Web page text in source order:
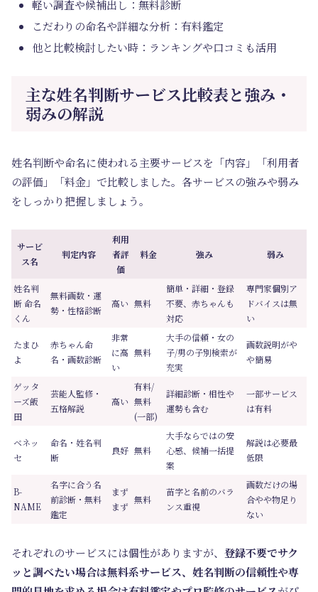
軽い調査や候補出し：無料診断
こだわりの命名や詳細な分析：有料鑑定
他と比較検討したい時：ランキングや口コミも活用
主な姓名判断サービス比較表と強み・
弱みの解説
姓名判断や命名に使われる主要サービスを「内容」「利用者
の評価」「料金」で比較しました。各サービスの強みや弱み
をしっかり把握しましょう。
サービ
ス名
判定内容
利用
者評
価
料金 強み 弱み
姓名判
断 命名
くん
無料画数・運
勢・性格診断
高い 無料
簡単・詳細・登録
不要、赤ちゃんも
対応
専門家個別ア
ドバイスは無
い
たまひ
よ
赤ちゃん命
名・画数診断
非常
に高
い
無料
大手の信頼・女の
子/男の子別検索が
充実
画数説明がや
や簡易
ゲッタ
ーズ飯
田
芸能人監修・
五格解説
高い
有料/
無料
(一部)
詳細診断・相性や
運勢も含む
一部サービス
は有料
ベネッ
セ
命名・姓名判
断
良好 無料
大手ならではの安
心感、候補一括提
案
解説は必要最
低限
B-
NAME
名字に合う名
前診断・無料
鑑定
まず
まず
無料
苗字と名前のバラ
ンス重視
画数だけの場
合やや物足り
ない
それぞれのサービスには個性がありますが、 登録不要でサク
ッと調べたい場合は無料系サービス、姓名判断の信頼性や専